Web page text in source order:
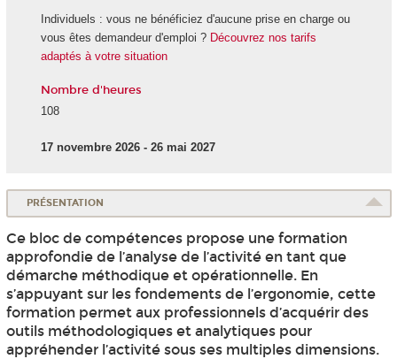
Individuels : vous ne bénéficiez d'aucune prise en charge ou
vous êtes demandeur d'emploi ? Découvrez nos tarifs
adaptés à votre situation
Nombre d'heures
108
17 novembre 2026 - 26 mai 2027
PRÉSENTATION
Ce bloc de compétences propose une formation
approfondie de l’analyse de l’activité en tant que
démarche méthodique et opérationnelle. En
s’appuyant sur les fondements de l’ergonomie, cette
formation permet aux professionnels d’acquérir des
outils méthodologiques et analytiques pour
appréhender l’activité sous ses multiples dimensions.